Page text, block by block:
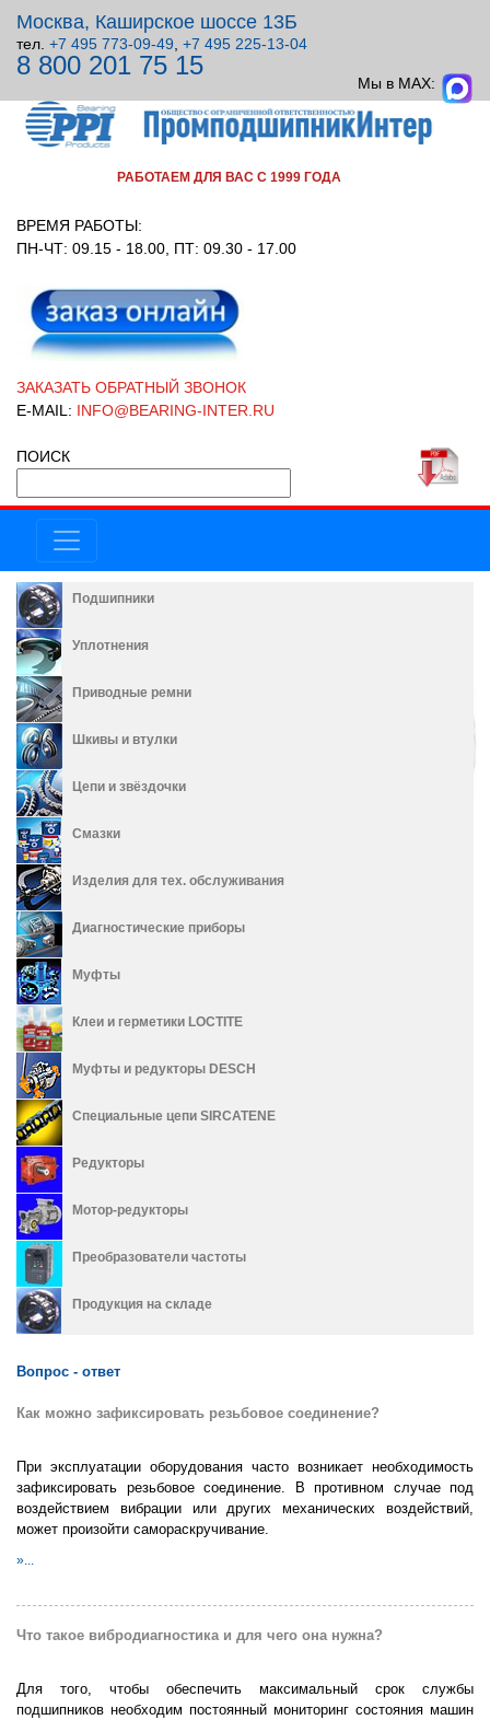
Москва, Каширское шоссе 13Б
тел. +7 495 773-09-49 +7 495 225-13-04
8 800 201 75 15
Мы в MAX:
РАБОТАЕМ ДЛЯ ВАС С 1999 ГОДА
ВРЕМЯ РАБОТЫ:
ПН-ЧТ: 09.15 - 18.00, ПТ: 09.30 - 17.00
ЗАКАЗАТЬ ОБРАТНЫЙ ЗВОНОК
E-MAIL: INFO@BEARING-INTER.RU
ПОИСК
Подшипники
Уплотнения
Приводные ремни
Шкивы и втулки
Цепи и звёздочки
Смазки
Изделия для тех. обслуживания
Диагностические приборы
Муфты
Клеи и герметики LOCTITE
Муфты и редукторы DESCH
Специальные цепи SIRCATENE
Редукторы
Мотор-редукторы
Преобразователи частоты
Продукция на складе
Вопрос - ответ
Как можно зафиксировать резьбовое соединение?
При эксплуатации оборудования часто возникает необходимость
зафиксировать резьбовое соединение. В противном случае под
воздействием вибрации или других механических воздействий,
может произойти самораскручивание.
»...
Что такое вибродиагностика и для чего она нужна?
Для того, чтобы обеспечить максимальный срок службы
подшипников необходим постоянный мониторинг состояния машин